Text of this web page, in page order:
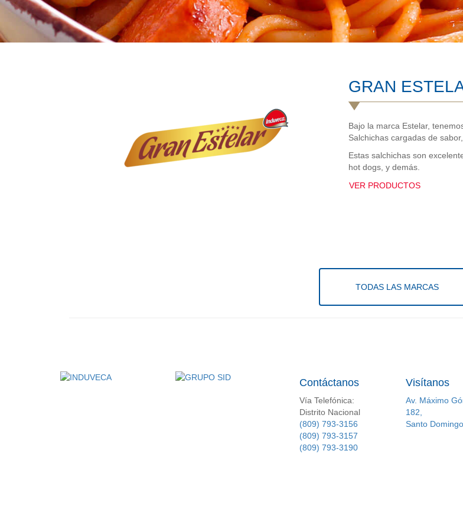
GRAN
Bajo la marca Estelar,
Salchichas cargadas de
Estas salchichas son
hot dogs, y demás.
VER PRODUCTOS
TODAS LAS MARCAS
Contáctanos
Vía Telefónica:
Distrito Nacional
(809) 793-3156
(809) 793-3157
(809) 793-3190
Visítanos
Av. Máximo
182,
Santo